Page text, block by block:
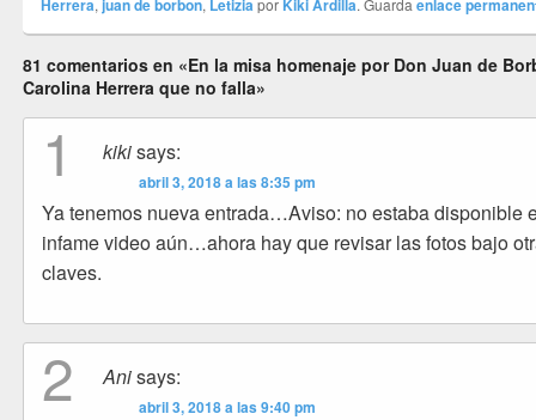
Herrera, juan de borbon, Letiziapor Kiki Ardilla. Guardaenlace
81 comentarios en «En la misa homenaje por Don Juan de
Carolina Herrera que no falla»
1 kikisays:
abril 3, 2018 a las 8:35 pm
Ya tenemos nueva entrada…Aviso: no estaba disponible
infame video aún…ahora hay que revisar las fotos bajo
claves.
2 Anisays:
abril 3, 2018 a las 9:40 pm